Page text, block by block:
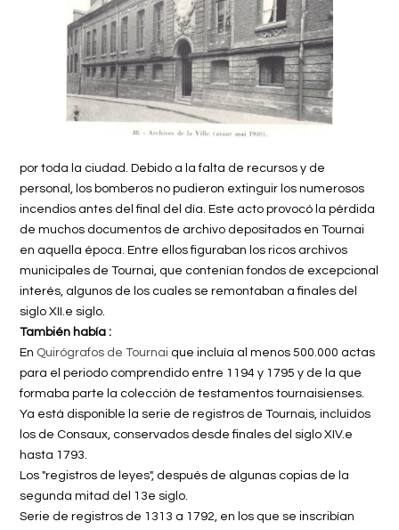
por toda la ciudad. Debido a la falta de recursos y de
personal, los bomberos no pudieron extinguir los numerosos
incendios antes del final del día. Este acto provocó la pérdida
de muchos documentos de archivo depositados en Tournai
en aquella época. Entre ellos figuraban los ricos archivos
municipales de Tournai, que contenían fondos de excepcional
interés, algunos de los cuales se remontaban a finales del
siglo XII.e siglo.
También había :
En Quirógrafos de Tournai que incluía al menos 500.000 actas
para el periodo comprendido entre 1194 y 1795 y de la que
formaba parte la colección de testamentos tournaisienses.
Ya está disponible la serie de registros de Tournais, incluidos
los de Consaux, conservados desde finales del siglo XIV.e
hasta 1793.
Los "registros de leyes", después de algunas copias de la
segunda mitad del 13e siglo.
Serie de registros de 1313 a 1792, en los que se inscribían